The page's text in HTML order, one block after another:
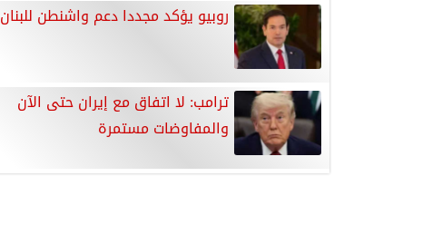
روبيو يؤكد مجددا دعم واشنطن للبنان
ترامب: لا اتفاق مع إيران حتى الآن
والمفاوضات مستمرة